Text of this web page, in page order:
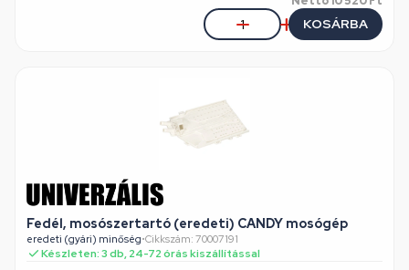
KOSÁRBA
Fedél, mosószertartó (eredeti) CANDY mosógép
eredeti (gyári) minőség•Cikkszám: 70007191
Készleten: 3 db, 24-72 órás kiszállítással